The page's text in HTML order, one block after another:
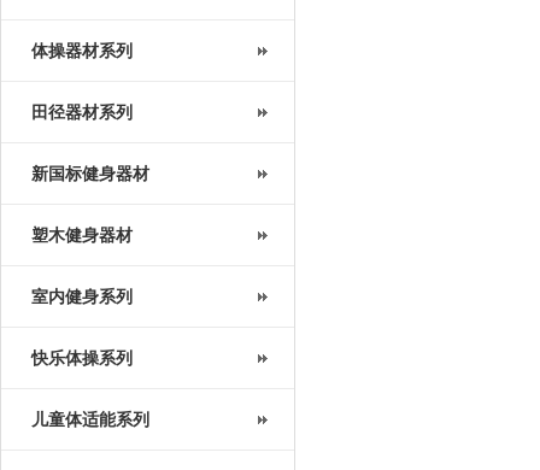
体操器材系列
田径器材系列
新国标健身器材
塑木健身器材
室内健身系列
快乐体操系列
儿童体适能系列